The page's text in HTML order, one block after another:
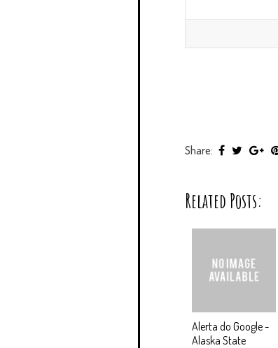
Share:
Related Posts:
Alerta do Google -
Alaska State